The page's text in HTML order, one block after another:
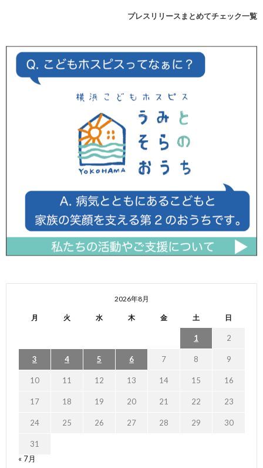
プレスリリースまとめてチェック一覧
2026年8月
月 火 水 木 金 土 日
1 2
3 4 5 6 7 8 9
10 11 12 13 14 15 16
17 18 19 20 21 22 23
24 25 26 27 28 29 30
31
« 7月